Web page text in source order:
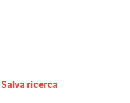
Salva ricerca